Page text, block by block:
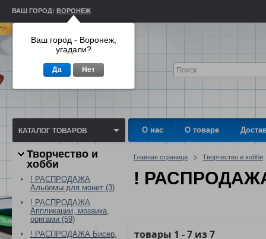
ВАШ ГОРОД: ВОРОНЕЖ
КАТАЛОГ ТОВАРОВ О нас О товаре
Творчество и
хобби
! РАСПРОДАЖА
Альбомы для монет (3)
! РАСПРОДАЖА
Аппликации, мозаика,
оригами (59)
! РАСПРОДАЖА Бисер,
Главная страница Творчество и хобби
! РАСПРОДАЖА
товары 1 -7 из7
Ваш город - Воронеж,
угадали?
Да Нет